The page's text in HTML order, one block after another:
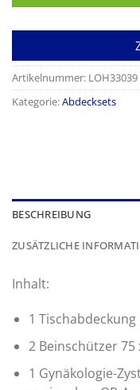
Artikelnummer: LOH33039
Kategorie:Abdecksets
BESCHREIBUNG
ZUSÄTZLICHE
Inhalt:
1 Tischabdeckung
2 Beinschützer 75
1 Gynäkologie-